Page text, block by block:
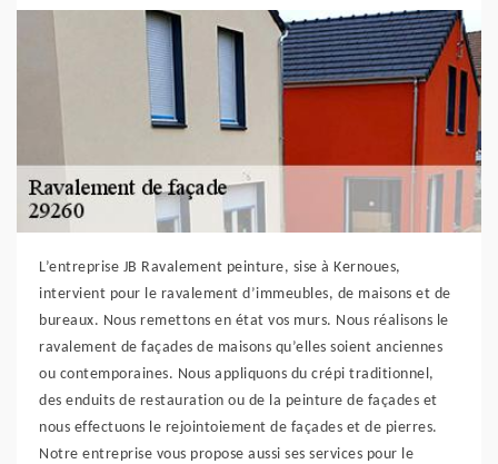
L’entreprise JB Ravalement peinture, sise à Kernoues,
intervient pour le ravalement d’immeubles, de maisons et de
bureaux. Nous remettons en état vos murs. Nous réalisons le
ravalement de façades de maisons qu’elles soient anciennes
ou contemporaines. Nous appliquons du crépi traditionnel,
des enduits de restauration ou de la peinture de façades et
nous effectuons le rejointoiement de façades et de pierres.
Notre entreprise vous propose aussi ses services pour le